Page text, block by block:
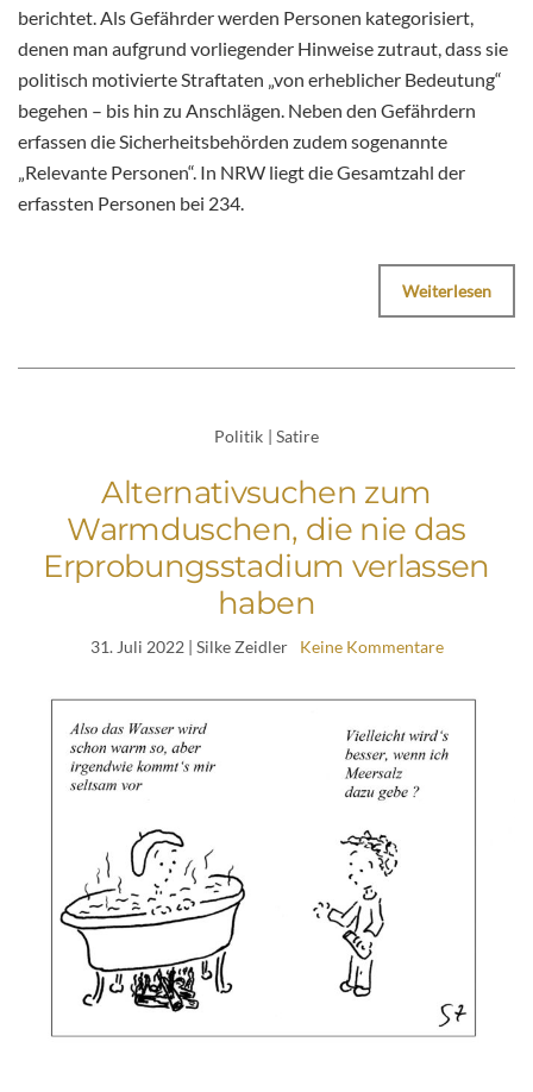
berichtet. Als Gefährder werden Personen kategorisiert,
denen man aufgrund vorliegender Hinweise zutraut, dass sie
politisch motivierte Straftaten „von erheblicher Bedeutung“
begehen – bis hin zu Anschlägen. Neben den Gefährdern
erfassen die Sicherheitsbehörden zudem sogenannte
„Relevante Personen“. In NRW liegt die Gesamtzahl der
erfassten Personen bei 234.
Weiterlesen
Politik | Satire
Alternativsuchen zum
Warmduschen, die nie das
Erprobungsstadium verlassen
haben
31. Juli 2022| Silke Zeidler Keine Kommentare